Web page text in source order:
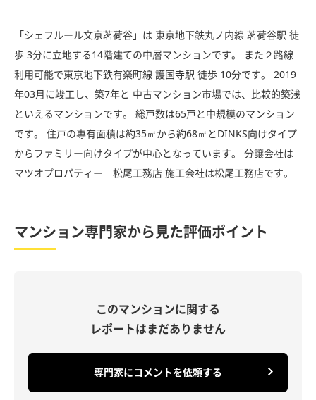
「シェフルール文京茗荷谷」は 東京地下鉄丸ノ内線 茗荷谷駅 徒
歩 3分に立地する14階建ての中層マンションです。 また２路線
利用可能で東京地下鉄有楽町線 護国寺駅 徒歩 10分です。 2019
年03月に竣工し、築7年と 中古マンション市場では、比較的築浅
といえるマンションです。 総戸数は65戸と中規模のマンション
です。 住戸の専有面積は約35㎡から約68㎡とDINKS向けタイプ
からファミリー向けタイプが中心となっています。 分譲会社は
マツオプロパティー 松尾工務店 施工会社は松尾工務店です。
マンション専門家から見た評価ポイント
このマンションに関する
レポートはまだありません
専門家にコメントを依頼する